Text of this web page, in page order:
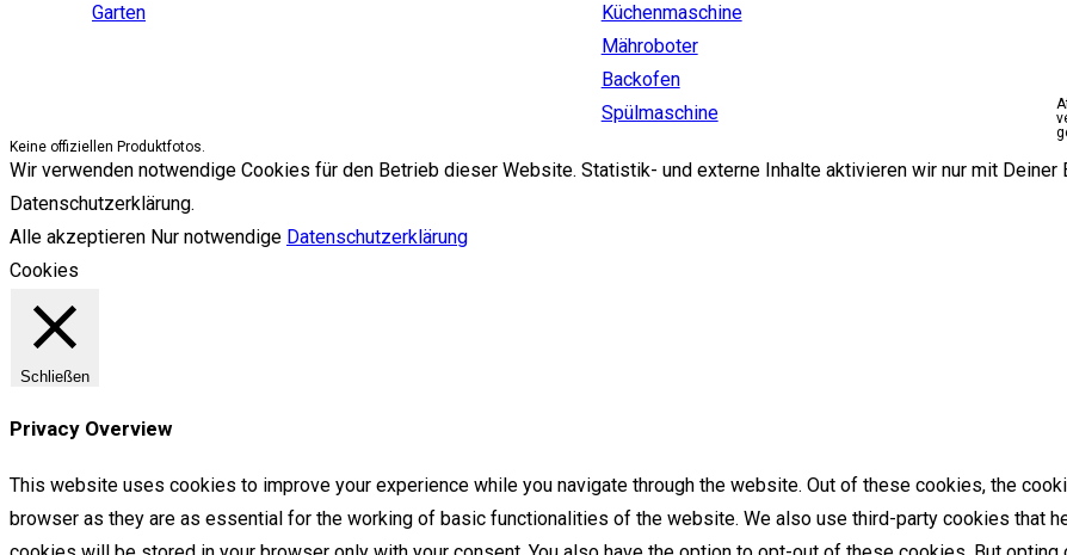
Garten
Küchenmaschine
Mähroboter
Backofen
Spülmaschine
Keine offiziellen Produktfotos.
Wir verwenden notwendige Cookies für den Betrieb dieser Website. Statistik- und externe Inhalte aktivieren wir nur mit
Datenschutzerklärung.
Alle akzeptieren Nur notwendige Datenschutzerklärung
Cookies
Schließen
Privacy Overview
This website uses cookies to improve your experience while you navigate through the website. Out of these cookies, the
browser as they are as essential for the working of basic functionalities of the website. We also use third-party cookies that